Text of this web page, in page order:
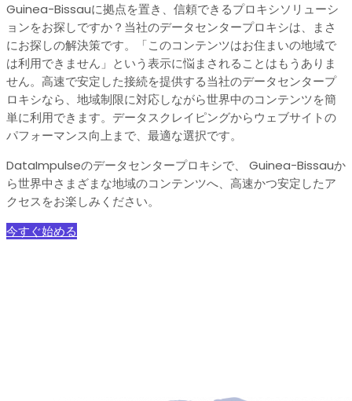
Guinea-Bissauに拠点を置き、信頼できるプロキシソリューシ
ョンをお探しですか？当社のデータセンタープロキシは、まさ
にお探しの解決策です。「このコンテンツはお住まいの地域で
は利用できません」という表示に悩まされることはもうありま
せん。高速で安定した接続を提供する当社のデータセンタープ
ロキシなら、地域制限に対応しながら世界中のコンテンツを簡
単に利用できます。データスクレイピングからウェブサイトの
パフォーマンス向上まで、最適な選択です。
DataImpulseのデータセンタープロキシで、 Guinea-Bissauか
ら世界中さまざまな地域のコンテンツへ、高速かつ安定したア
クセスをお楽しみください。
今すぐ始める